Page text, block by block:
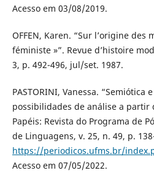
Acesso em 03/08/2019.
OFFEN, Karen. “Sur l’origine des
féministe »”. Revue d’histoire
3, p. 492-496, jul/set. 1987.
PASTORINI, Vanessa. “Semiótica
possibilidades de análise a partir
Papéis: Revista do Programa de
de Linguagens, v. 25, n. 49, p.
https://periodicos.ufms.br/
Acesso em 07/05/2022.